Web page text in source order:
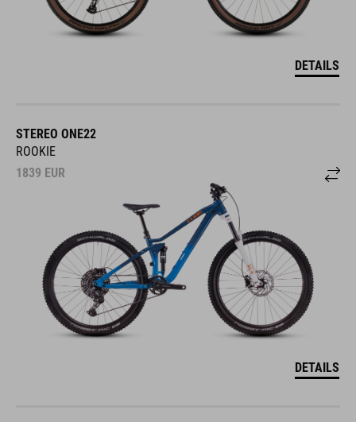
DETAILS
STEREO ONE22
ROOKIE
1839 EUR
DETAILS